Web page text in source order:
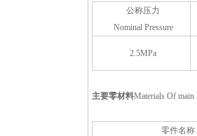
公称压力
Nominal Pressure
2.5MPa
主要零材料Materials Of main
零件名称